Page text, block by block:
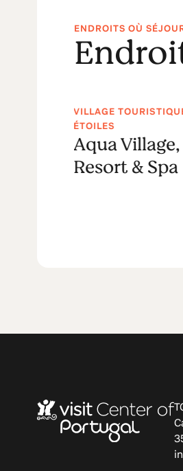
ENDROITS OÙ
VILLAGE
ÉTOILES
Aqua
Resort & Spa